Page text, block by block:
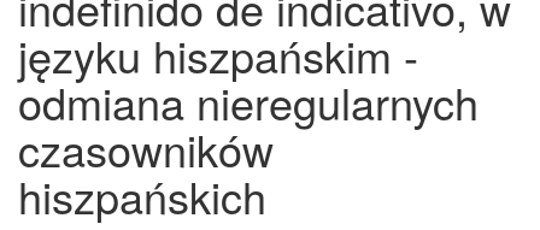
języku hiszpańskim -
odmiana nieregularnych
czasowników
hiszpańskich